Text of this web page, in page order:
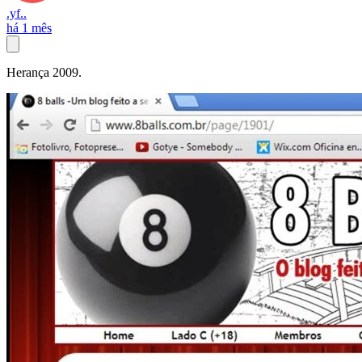
.yf..
há 1 mês
Herança 2009.